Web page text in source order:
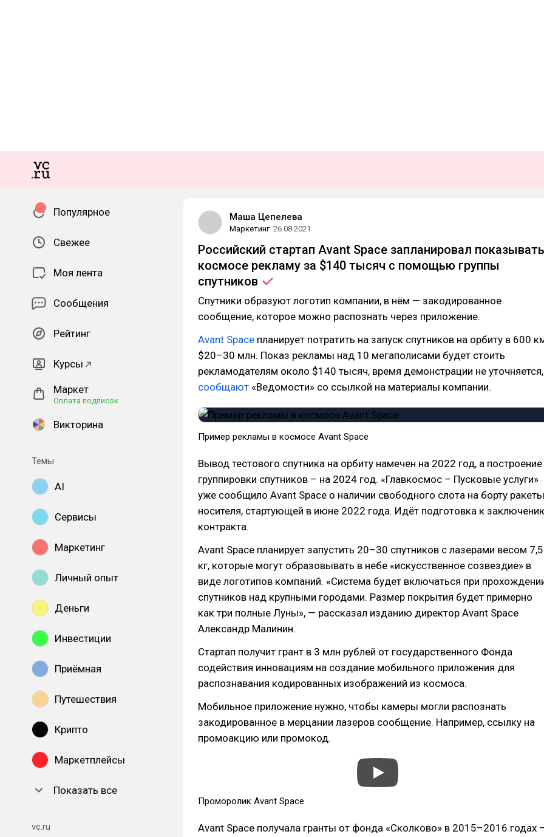
Популярное
Свежее
Моя лента
Сообщения
Рейтинг
Курсы
Маркет
Оплата подписок
Викторина
Темы
AI
Сервисы
Маркетинг
Личный опыт
Деньги
Инвестиции
Приёмная
Путешествия
Крипто
Маркетплейсы
Показать все
vc.ru
Маша Цепелева
Маркетинг 26.08.2021
Российский стартап Avant Space запланировал
космосе рекламу за $140 тысяч с помощью группы
спутников
Спутники образуют логотип компании, в нём — закодированное
сообщение, которое можно распознать через приложение.
Avant Space планирует потратить на запуск спутников на орбиту в 600
$20–30 млн. Показ рекламы над 10 мегаполисами будет стоить
рекламодателям около $140 тысяч, время демонстрации не уточняется,
сообщают «Ведомости» со ссылкой на материалы компании.
Пример рекламы в космосе Avant Space
Вывод тестового спутника на орбиту намечен на 2022 год, а построение
группировки спутников – на 2024 год. «Главкосмос – Пусковые услуги»
уже сообщило Avant Space о наличии свободного слота на борту
носителя, стартующей в июне 2022 года. Идёт подготовка к
контракта.
Avant Space планирует запустить 20–30 спутников с лазерами весом 7,5
кг, которые могут образовывать в небе «искусственное созвездие» в
виде логотипов компаний. «Система будет включаться при
спутников над крупными городами. Размер покрытия будет примерно
как три полные Луны», — рассказал изданию директор Avant Space
Александр Малинин.
Стартап получит грант в 3 млн рублей от государственного Фонда
содействия инновациям на создание мобильного приложения для
распознавания кодированных изображений из космоса.
Мобильное приложение нужно, чтобы камеры могли распознать
закодированное в мерцании лазеров сообщение. Например, ссылку на
промоакцию или промокод.
Проморолик Avant Space
Avant Space получала гранты от фонда «Сколково» в 2015–2016 годах